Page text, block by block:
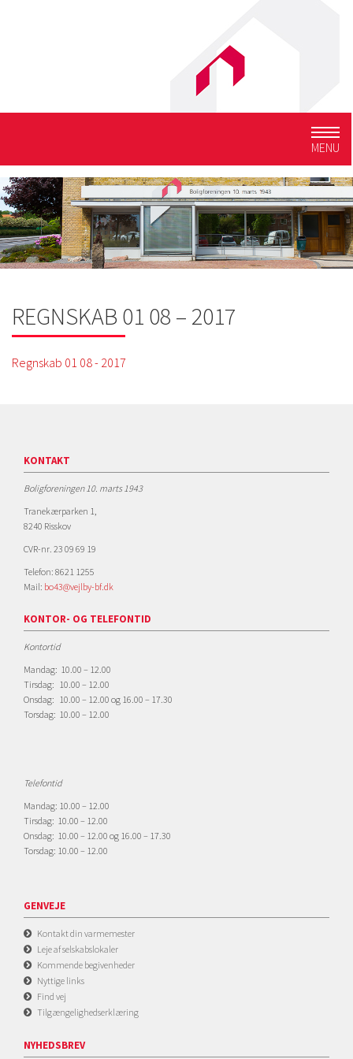
MENU
REGNSKAB 01 08 – 2017
Regnskab 01 08 - 2017
KONTAKT
Boligforeningen 10. marts 1943
Tranekærparken 1,
8240 Risskov
CVR-nr. 23 09 69 19
Telefon: 8621 1255
Mail: bo43@vejlby-bf.dk
KONTOR- OG TELEFONTID
Kontortid
Mandag: 10.00 – 12.00
Tirsdag: 10.00 – 12.00
Onsdag: 10.00 – 12.00 og 16.00 – 17.30
Torsdag: 10.00 – 12.00
Telefontid
Mandag: 10.00 – 12.00
Tirsdag: 10.00 – 12.00
Onsdag: 10.00 – 12.00 og 16.00 – 17.30
Torsdag: 10.00 – 12.00
GENVEJE
Kontakt din varmemester
Leje af selskabslokaler
Kommende begivenheder
Nyttige links
Find vej
Tilgængelighedserklæring
NYHEDSBREV